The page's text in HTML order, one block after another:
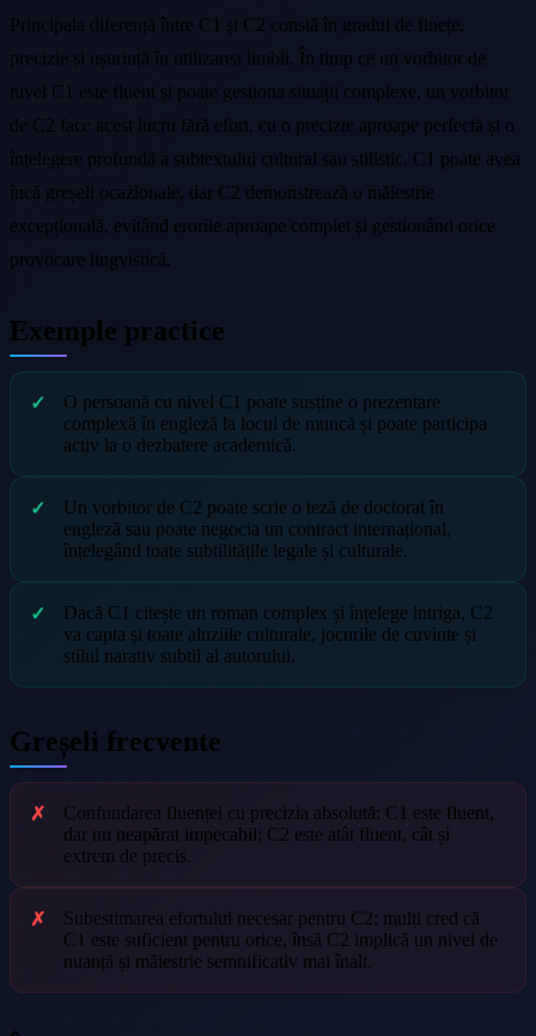
Principala diferență între C1 și C2 constă în gradul de finețe,
precizie și ușurință în utilizarea limbii. În timp ce un vorbitor de
nivel C1 este fluent și poate gestiona situații complexe, un vorbitor
de C2 face acest lucru fără efort, cu o precizie aproape perfectă și o
înțelegere profundă a subtextului cultural sau stilistic. C1 poate avea
încă greșeli ocazionale, dar C2 demonstrează o măiestrie
excepțională, evitând erorile aproape complet și gestionând orice
provocare lingvistică.
Exemple practice
O persoană cu nivel C1 poate susține o prezentare
complexă în engleză la locul de muncă și poate participa
activ la o dezbatere academică.
Un vorbitor de C2 poate scrie o teză de doctorat în
engleză sau poate negocia un contract internațional,
înțelegând toate subtilitățile legale și culturale.
Dacă C1 citește un roman complex și înțelege intriga, C2
va capta și toate aluziile culturale, jocurile de cuvinte și
stilul narativ subtil al autorului.
Greșeli frecvente
Confundarea fluenței cu precizia absolută: C1 este fluent,
dar nu neapărat impecabil; C2 este atât fluent, cât și
extrem de precis.
Subestimarea efortului necesar pentru C2: mulți cred că
C1 este suficient pentru orice, însă C2 implică un nivel de
nuanță și măiestrie semnificativ mai înalt.